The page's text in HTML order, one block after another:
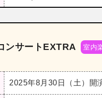
ンサートEXTRA 室内
2025年8月30日（土） 開